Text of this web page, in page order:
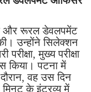
और रूरल डेवलपमेंट
​​उन्होंने सिलेक्शन
परीक्षा, मुख्य परीक्षा
किया। पटना में
वह उस दिन
मिनट के इंटरव्यू में